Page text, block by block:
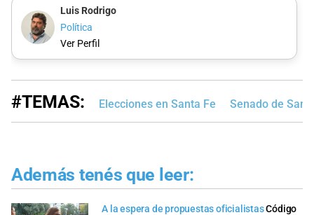
Luis Rodrigo
Política
Ver Perfil
#TEMAS: Elecciones en Santa Fe Senado de
Además tenés que leer:
A la espera de propuestas oficialistasCódigo